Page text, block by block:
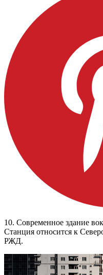
10. Современное здание
Станция относится к
РЖД.